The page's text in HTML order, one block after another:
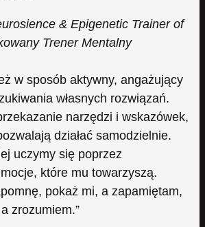
& Epigenetic Trainer of
Trener Mentalny
w sposób aktywny, angażujący
własnych rozwiązań.
narzędzi i wskazówek,
działać samodzielnie.
uczymy się poprzez
które mu towarzyszą.
pokaż mi, a zapamiętam,
zrozumiem.”